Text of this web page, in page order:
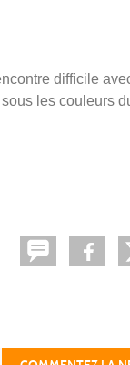
difficile
les couleurs